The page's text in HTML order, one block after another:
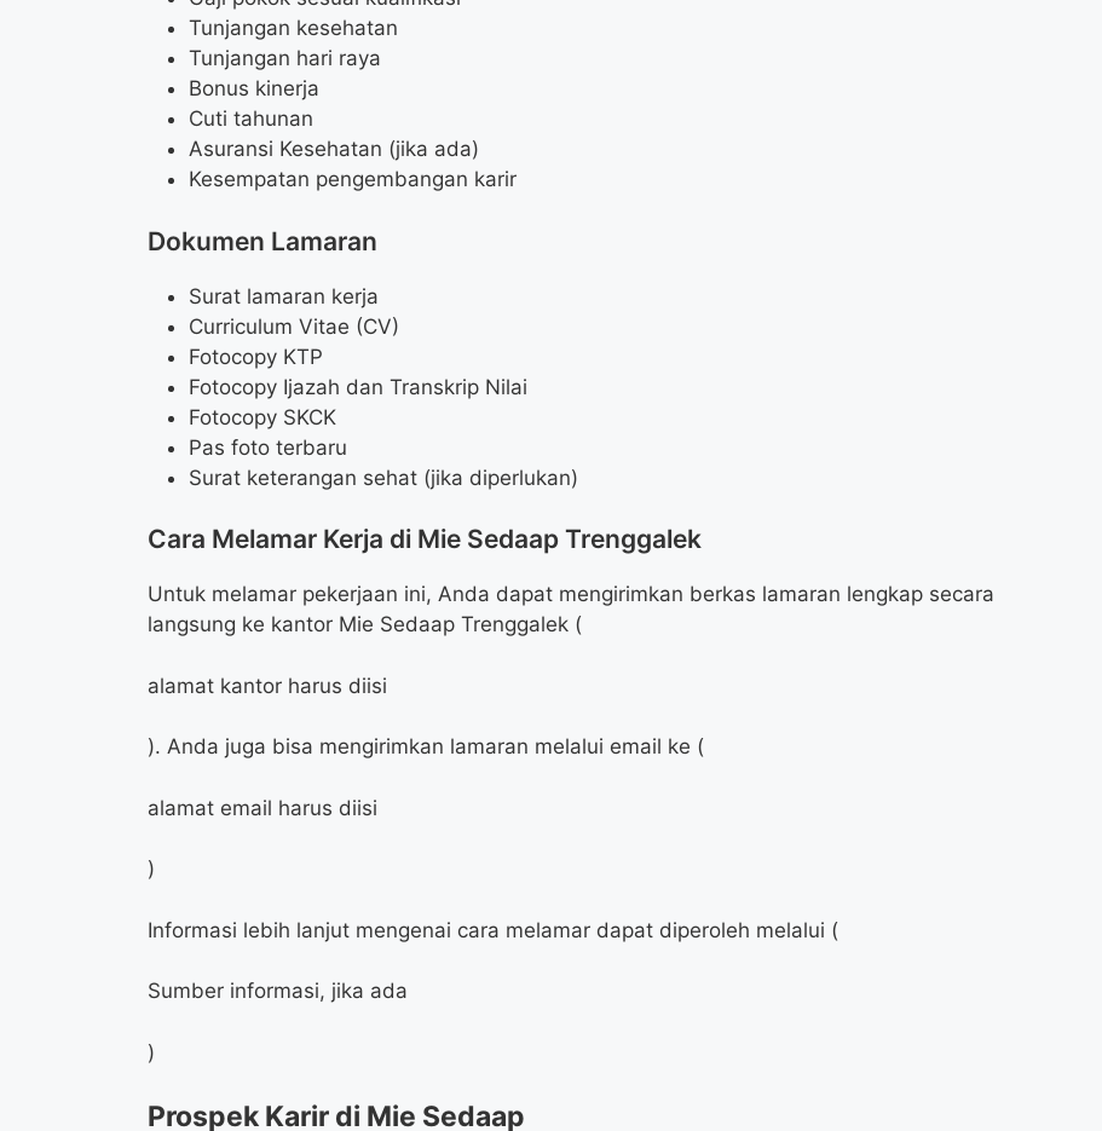
Tunjangan kesehatan
Tunjangan hari raya
Bonus kinerja
Cuti tahunan
Asuransi Kesehatan (jika ada)
Kesempatan pengembangan karir
Dokumen Lamaran
Surat lamaran kerja
Curriculum Vitae (CV)
Fotocopy KTP
Fotocopy Ijazah dan Transkrip Nilai
Fotocopy SKCK
Pas foto terbaru
Surat keterangan sehat (jika diperlukan)
Cara Melamar Kerja di Mie Sedaap Trenggalek
Untuk melamar pekerjaan ini, Anda dapat mengirimkan berkas lamaran lengkap secara
langsung ke kantor Mie Sedaap Trenggalek (
alamat kantor harus diisi
). Anda juga bisa mengirimkan lamaran melalui email ke (
alamat email harus diisi
)
Informasi lebih lanjut mengenai cara melamar dapat diperoleh melalui (
Sumber informasi, jika ada
)
Prospek Karir di Mie Sedaap